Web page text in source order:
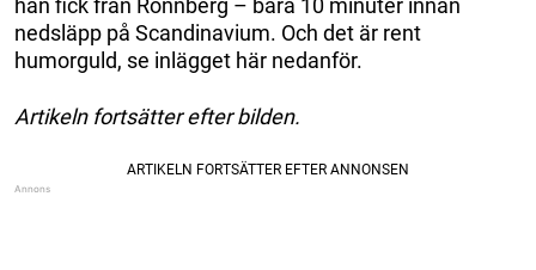
han fick från Rönnberg – bara 10 minuter innan
nedsläpp på Scandinavium. Och det är rent
humorguld, se inlägget här nedanför.
Artikeln fortsätter efter bilden.